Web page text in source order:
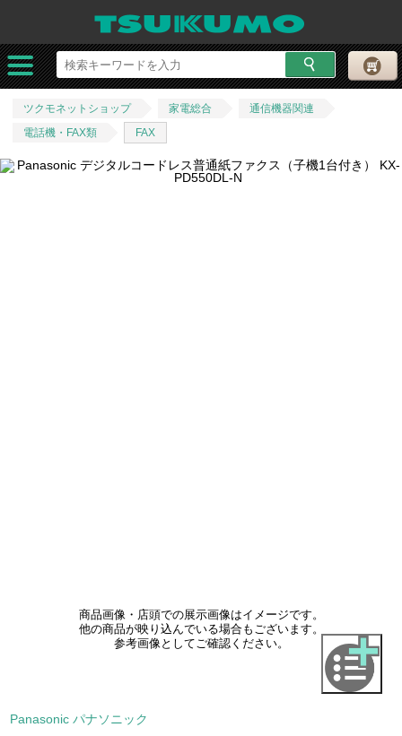
ツクモネットショップ 家電総合
通信機器関連
電話機・FAX類
FAX
商品画像・店頭での展示画像はイメージです。
他の商品が映り込んでいる場合もございます。
参考画像としてご確認ください。
Panasonic パナソニック